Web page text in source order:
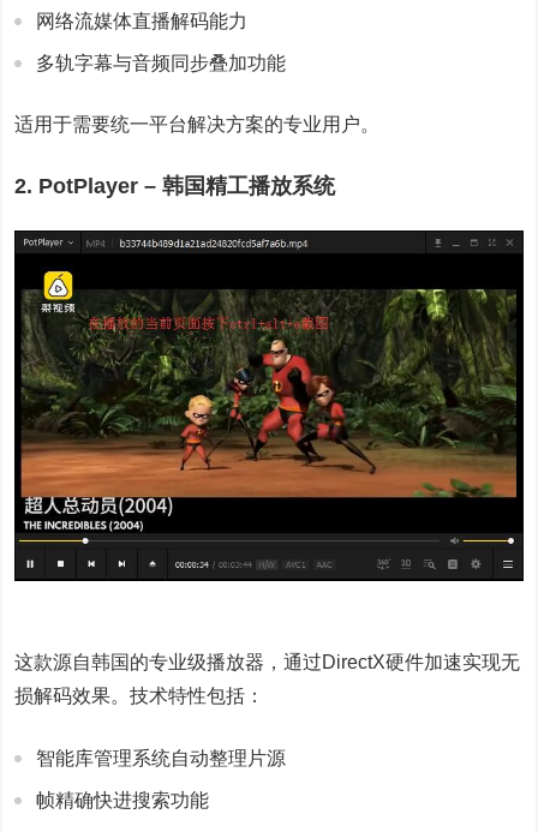
网络流媒体直播解码能力
多轨字幕与音频同步叠加功能
适用于需要统一平台解决方案的专业用户。
2. PotPlayer – 韩国精工播放系统
这款源自韩国的专业级播放器，通过DirectX硬件加速实现无
损解码效果。技术特性包括：
智能库管理系统自动整理片源
帧精确快进搜索功能